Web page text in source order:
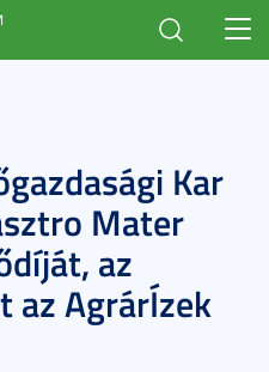
Kar
Mater
az
az AgrárÍzek